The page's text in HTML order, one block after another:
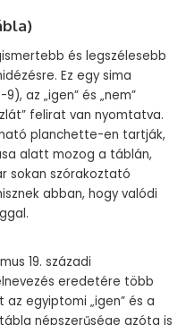
és legszélesebb
Ez egy sima
az „igen” és „nem”
felirat van nyomtatva.
planchette-en tartják,
alatt mozog a táblán,
sokan szórakoztató
abban, hogy valódi
19. századi
eredetére több
egyiptomi „igen” és a
népszerűsége azóta is